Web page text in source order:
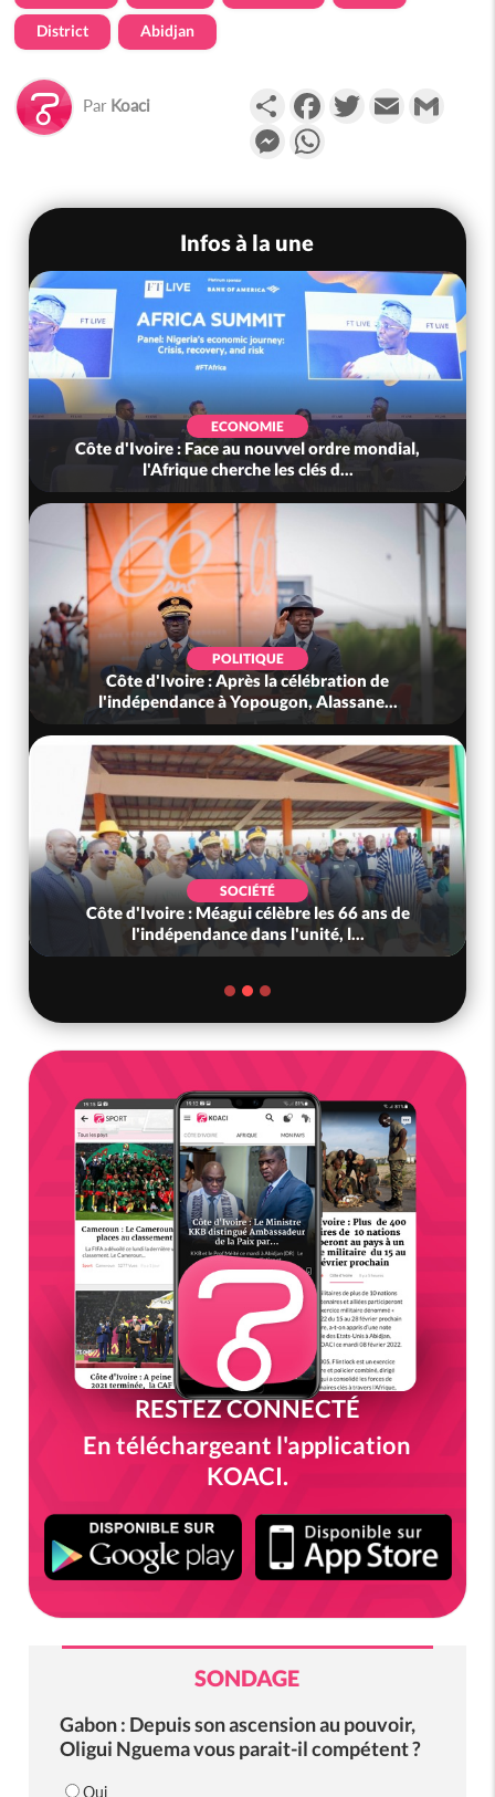
District Abidjan
Par Koaci PartagerFacebookTwitterEmail
Messenger
Infos à la une
ECONOMIE
Côte d'Ivoire : Face au nouvvel ordre mondial,
l'Afrique cherche les clés d...
POLITIQUE
Côte d'Ivoire : Après la célébration de
l'indépendance à Yopougon, Alassane...
SOCIÉTÉ
Côte d'Ivoire : Méagui célèbre les 66 ans de
l'indépendance dans l'unité, l...
RESTEZ CONNECTÉ
En téléchargeant l'application
KOACI.
SONDAGE
Gabon : Depuis son ascension au pouvoir,
Oligui Nguema vous parait-il compétent ?
Oui